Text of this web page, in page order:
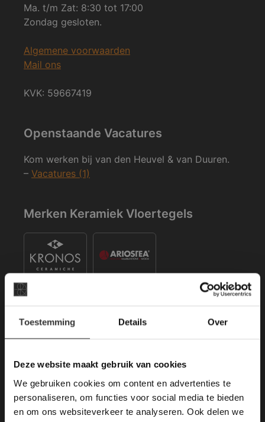
Toestemming Details Over
Deze website maakt gebruik van cookies
We gebruiken cookies om content en advertenties te
personaliseren, om functies voor social media te bieden
en om ons websiteverkeer te analyseren. Ook delen we
Ma. t/m Zat: 8:30 tot 17:00
Zondag gesloten.
Algemene voorwaarden
Mail ons
KVK: 59667419
Openstaande Vacatures
Kom werken bij van den Heuvel & van Duuren.
– Vacatures (1)
Merken Keramiek Vloertegels
Merken Keramiek Terrastegels
Merken Glasmozaïek
Deze website maakt
gebruik van cookies.
This Cookie Banner was deleted and is no
longer working. Please contact the website
administrator.
Deze website gebruikt cookies om de
gebruikerservaring te verbeteren. Door
gebruik te maken van onze website geeft u